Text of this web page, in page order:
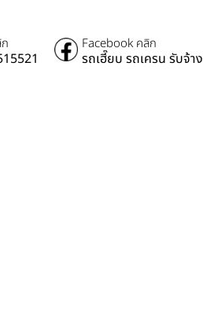
Facebook คลิก
รถเฮี๊ยบ รถเครน รับจ้าง